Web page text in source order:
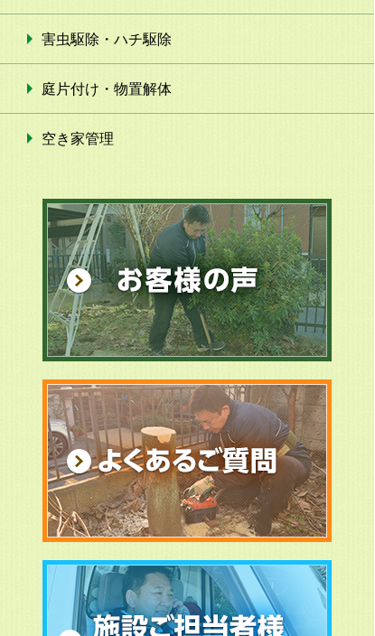
害虫駆除・ハチ駆除
庭片付け・物置解体
空き家管理